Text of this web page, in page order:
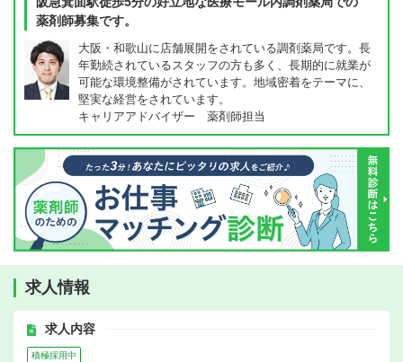
薬剤師募集です。
大阪・和歌山に店舗展開をされている調剤薬局です。長
年勤続されているスタッフの方も多く、長期的に就業が
可能な環境整備がされています。地域密着をテーマに、
堅実な経営をされています。
キャリアアドバイザー 薬剤師担当
求人情報
求人内容
積極採用中